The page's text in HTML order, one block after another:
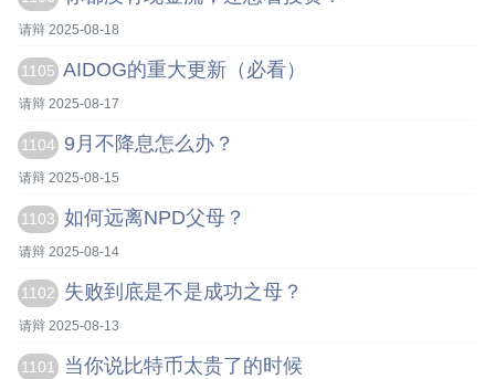
请辩 2025-08-18
1105 AIDOG的重大更新（必看）
请辩 2025-08-17
1104 9月不降息怎么办？
请辩 2025-08-15
1103 如何远离NPD父母？
请辩 2025-08-14
1102 失败到底是不是成功之母？
请辩 2025-08-13
1101 当你说比特币太贵了的时候